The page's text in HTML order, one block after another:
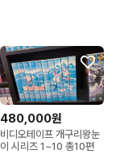
480,000원
비디오테이프 개구리왕눈
이 시리즈 1~10 총10편